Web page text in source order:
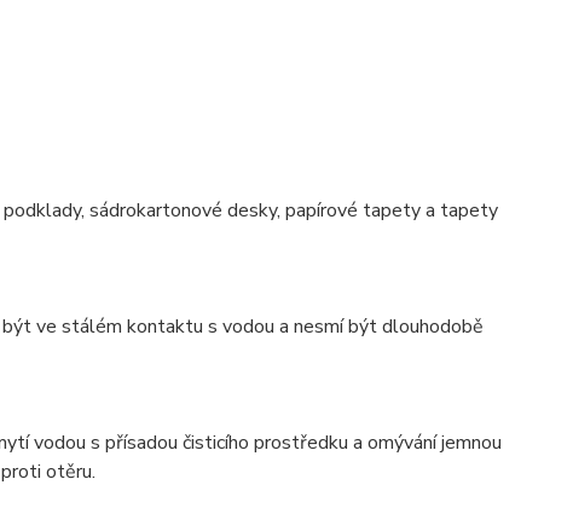
sádrokartonové desky, papírové tapety a tapety
ve stálém kontaktu s vodou a nesmí být dlouhodobě
vodou s přísadou čisticího prostředku a omývání jemnou
otěru.